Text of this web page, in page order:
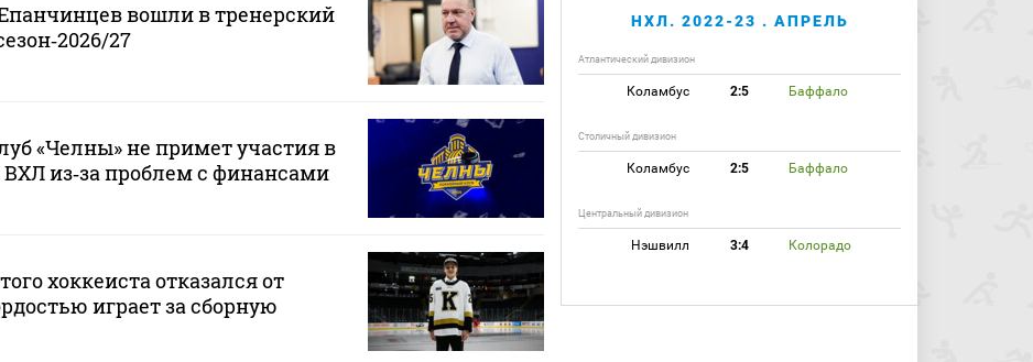
вошли в тренерский
27
«Челны» не примет участия в
из‑за проблем с финансами
хоккеиста отказался от
играет за сборную
НХЛ. 2022-23 . АПРЕЛЬ
Атлантический дивизион
Коламбус 2:5 Баффало
Столичный дивизион
Коламбус 2:5 Баффало
Центральный дивизион
Нэшвилл 3:4 Колорадо